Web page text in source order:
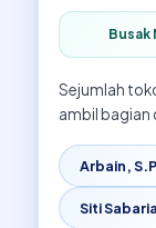
Busak
Sejumlah
ambil bagian
Arbain,
Siti